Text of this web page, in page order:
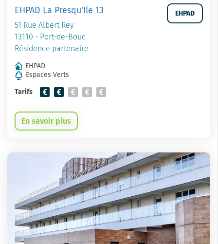
EHPAD La Presqu'Ile 13
51 Rue Albert Rey
13110 - Port-de-Bouc
Résidence partenaire
EHPAD
EHPAD
Espaces Verts
Tarifs
En savoir plus